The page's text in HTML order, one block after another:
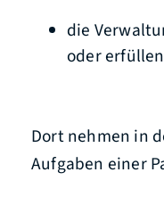
die
oder
Dort nehmen in
Aufgaben einer